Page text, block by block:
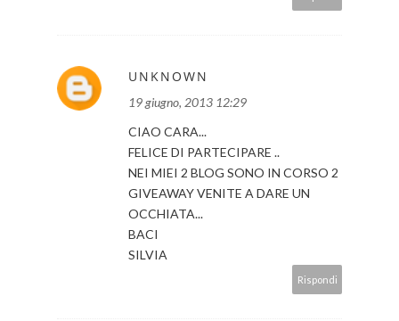
UNKNOWN
19 giugno, 2013 12:29
CIAO CARA...
FELICE DI PARTECIPARE ..
NEI MIEI 2 BLOG SONO IN CORSO 2
GIVEAWAY VENITE A DARE UN
OCCHIATA...
BACI
SILVIA
Rispondi